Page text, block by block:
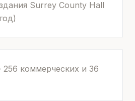
Surrey County Hall
коммерческих и 36